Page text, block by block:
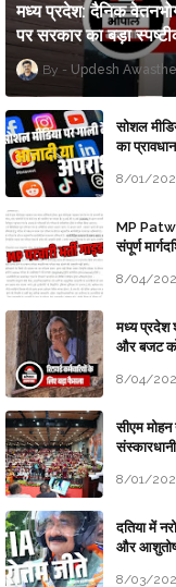
मध्य प्रदेश: दैनिक
पर सरकार का बड़ा
Updesh
सोशल
का
8/01/
MP
संपूर्ण
8/04/
मध्य प्रदेश
और बजट
8/04/
सीएम मोहन
8/01/
दतिया में
और
8/03/